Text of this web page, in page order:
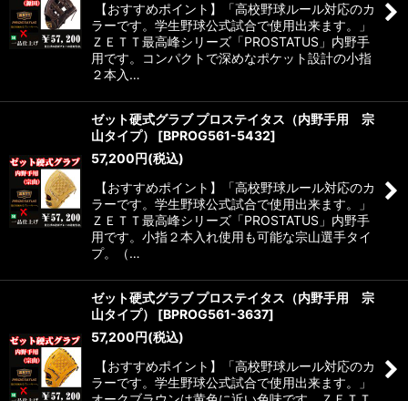
【おすすめポイント】「高校野球ルール対応のカ
ラーです。学生野球公式試合で使用出来ます。」
ＺＥＴＴ最高峰シリーズ「PROSTATUS」内野手
用です。コンパクトで深めなポケット設計の小指
２本入…
ゼット硬式グラブ プロステイタス（内野手用 宗
山タイプ）
[BPROG561-5432]
57,200円(税込)
【おすすめポイント】「高校野球ルール対応のカ
ラーです。学生野球公式試合で使用出来ます。」
ＺＥＴＴ最高峰シリーズ「PROSTATUS」内野手
用です。小指２本入れ使用も可能な宗山選手タイ
プ。（…
ゼット硬式グラブ プロステイタス（内野手用 宗
山タイプ）
[BPROG561-3637]
57,200円(税込)
【おすすめポイント】「高校野球ルール対応のカ
ラーです。学生野球公式試合で使用出来ます。」